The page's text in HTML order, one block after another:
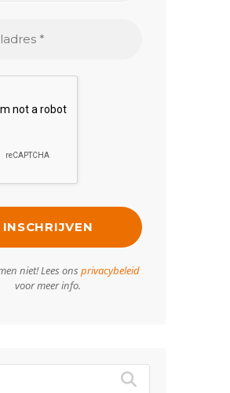
niet! Lees ons privacybeleid
voor meer info.